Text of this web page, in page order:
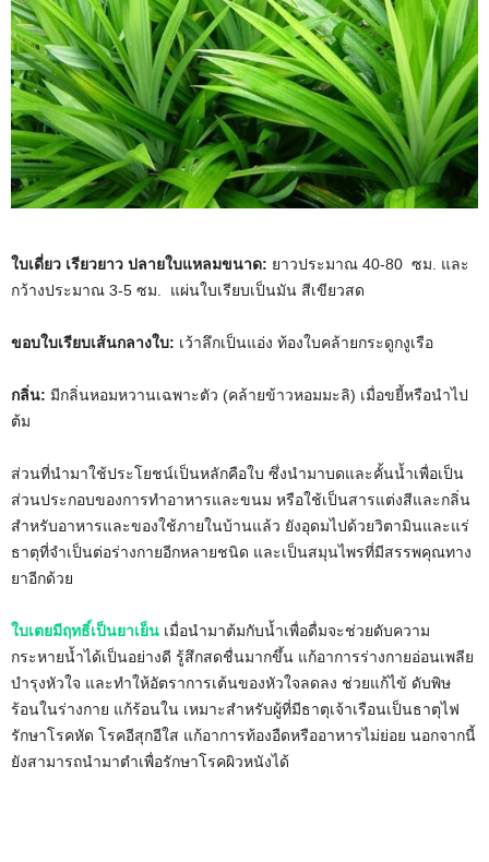
ใบเดี่ยว เรียวยาว ปลายใบแหลมขนาด: ยาวประมาณ 40-80 ซม. และ
กว้างประมาณ 3-5 ซม. แผ่นใบเรียบเป็นมัน สีเขียวสด
ขอบใบเรียบเส้นกลางใบ: เว้าลึกเป็นแอ่ง ท้องใบคล้ายกระดูกงูเรือ
กลิ่น: มีกลิ่นหอมหวานเฉพาะตัว (คล้ายข้าวหอมมะลิ) เมื่อขยี้หรือนำไป
ต้ม
ส่วนที่นำมาใช้ประโยชน์เป็นหลักคือใบ ซึ่งนำมาบดและคั้นน้ำเพื่อเป็น
ส่วนประกอบของการทำอาหารและขนม หรือใช้เป็นสารแต่งสีและกลิ่น
สำหรับอาหารและของใช้ภายในบ้านแล้ว ยังอุดมไปด้วยวิตามินและแร่
ธาตุที่จำเป็นต่อร่างกายอีกหลายชนิด และเป็นสมุนไพรที่มีสรรพคุณทาง
ยาอีกด้วย
ใบเตยมีฤทธิ์เป็นยาเย็น เมื่อนำมาต้มกับน้ำเพื่อดื่มจะช่วยดับความ
กระหายน้ำได้เป็นอย่างดี รู้สึกสดชื่นมากขึ้น แก้อาการร่างกายอ่อนเพลีย
บำรุงหัวใจ และทำให้อัตราการเต้นของหัวใจลดลง ช่วยแก้ไข้ ดับพิษ
ร้อนในร่างกาย แก้ร้อนใน เหมาะสำหรับผู้ที่มีธาตุเจ้าเรือนเป็นธาตุไฟ
รักษาโรคหัด โรคอีสุกอีใส แก้อาการท้องอืดหรืออาหารไม่ย่อย นอกจากนี้
ยังสามารถนำมาตำเพื่อรักษาโรคผิวหนังได้